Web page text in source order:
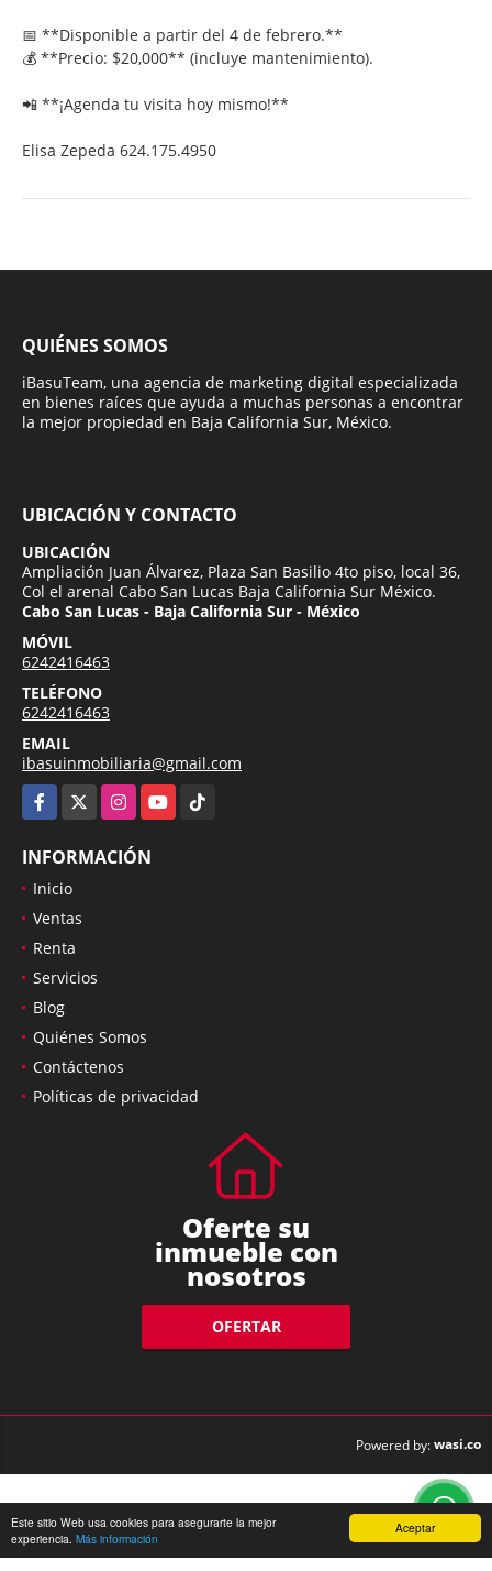
Aceptar
Este sitio Web usa cookies para asegurarte la mejor
experiencia. Más información
📅 **Disponible a partir del 4 de febrero.**
💰 **Precio: $20,000** (incluye mantenimiento).
📲 **¡Agenda tu visita hoy mismo!**
Elisa Zepeda 624.175.4950
QUIÉNES SOMOS
iBasuTeam, una agencia de marketing digital especializada
en bienes raíces que ayuda a muchas personas a encontrar
la mejor propiedad en Baja California Sur, México.
UBICACIÓN Y CONTACTO
UBICACIÓN
Ampliación Juan Álvarez, Plaza San Basilio 4to piso, local 36,
Col el arenal Cabo San Lucas Baja California Sur México.
Cabo San Lucas - Baja California Sur - México
MÓVIL
6242416463
TELÉFONO
6242416463
EMAIL
ibasuinmobiliaria@gmail.com
Facebook
InstagramYouTubeTikTok
INFORMACIÓN
Inicio
Ventas
Renta
Servicios
Blog
Quiénes Somos
Contáctenos
Políticas de privacidad
Oferte su
inmueble con
nosotros
OFERTAR
Powered by:wasi.co